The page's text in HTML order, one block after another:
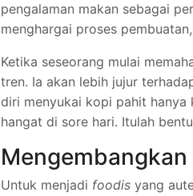
pengalaman makan sebagai
menghargai proses
Ketika seseorang mulai
tren. Ia akan lebih jujur
diri menyukai kopi pahit hanya
hangat di sore hari. Itulah
Untuk menjadi foodis yang